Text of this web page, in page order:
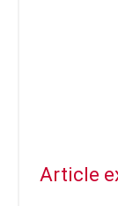
Article